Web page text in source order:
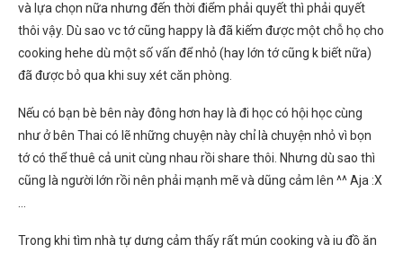
và lựa chọn nữa nhưng đến thời điểm phải quyết thì phải quyết
thôi vậy. Dù sao vc tớ cũng happy là đã kiếm được một chỗ họ cho
cooking hehe dù một số vấn để nhỏ (hay lớn tớ cũng k biết nữa)
đã được bỏ qua khi suy xét căn phòng.
Nếu có bạn bè bên này đông hơn hay là đi học có hội học cùng
như ở bên Thai có lẽ những chuyện này chỉ là chuyện nhỏ vì bọn
tớ có thể thuê cả unit cùng nhau rồi share thôi. Nhưng dù sao thì
cũng là người lớn rồi nên phải mạnh mẽ và dũng cảm lên ^^ Aja :X
…
Trong khi tìm nhà tự dưng cảm thấy rất mún cooking và iu đồ ăn